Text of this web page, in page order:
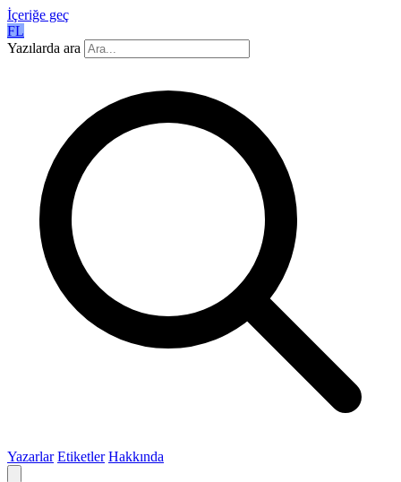
İçeriğe geç
FL
Yazılarda ara
Yazarlar Etiketler Hakkında